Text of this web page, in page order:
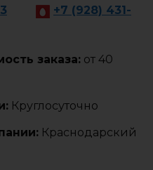
+7 (928) 431-
заказа: от 40
Круглосуточно
Краснодарский